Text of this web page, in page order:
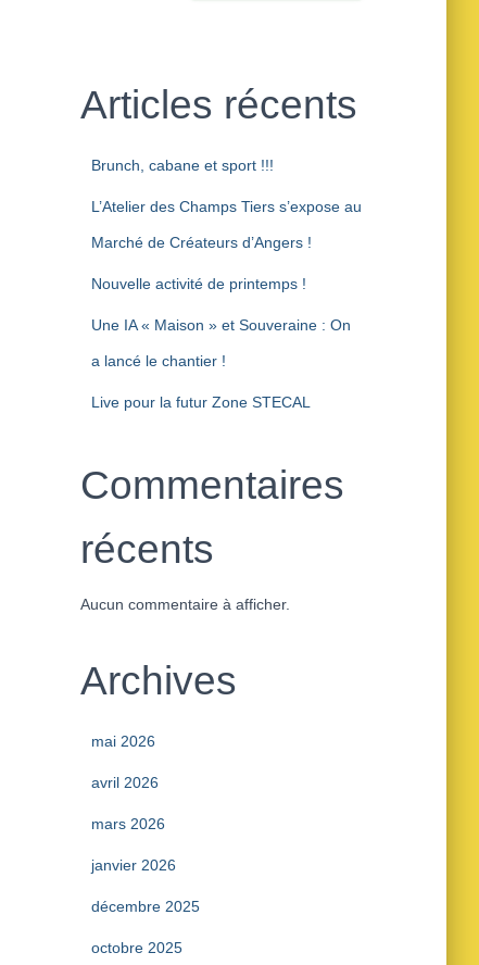
Articles récents
Brunch, cabane et sport !!!
L’Atelier des Champs Tiers s’expose au
Marché de Créateurs d’Angers !
Nouvelle activité de printemps !
Une IA « Maison » et Souveraine : On
a lancé le chantier !
Live pour la futur Zone STECAL
Commentaires
récents
Aucun commentaire à afficher.
Archives
mai 2026
avril 2026
mars 2026
janvier 2026
décembre 2025
octobre 2025